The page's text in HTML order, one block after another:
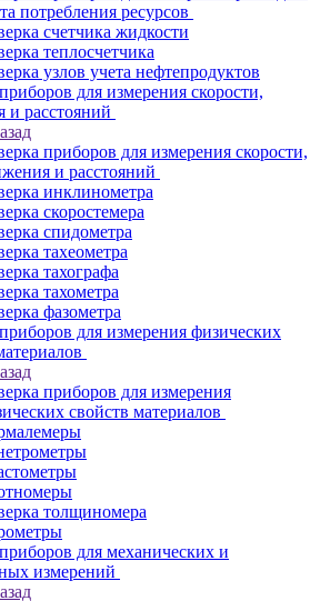
потребления ресурсов
счетчика жидкости
теплосчетчика
узлов учета нефтепродуктов
для измерения скорости,
и расстояний
приборов для измерения скорости,
и расстояний
инклинометра
скоростемера
спидометра
тахеометра
тахографа
тахометра
фазометра
для измерения физических
приборов для измерения
свойств материалов
толщиномера
для механических и
измерений